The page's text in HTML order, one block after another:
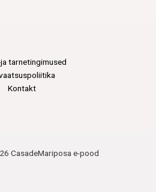
tarnetingimused
Kontakt
CasadeMariposa e-pood